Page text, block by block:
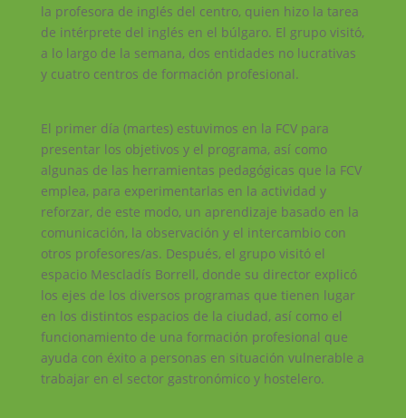
la profesora de inglés del centro, quien hizo la tarea
de intérprete del inglés en el búlgaro. El grupo visitó,
a lo largo de la semana, dos entidades no lucrativas
y cuatro centros de formación profesional.
El primer día (martes) estuvimos en la FCV para
presentar los objetivos y el programa, así como
algunas de las herramientas pedagógicas que la FCV
emplea, para experimentarlas en la actividad y
reforzar, de este modo, un aprendizaje basado en la
comunicación, la observación y el intercambio con
otros profesores/as. Después, el grupo visitó el
espacio Mescladís Borrell, donde su director explicó
los ejes de los diversos programas que tienen lugar
en los distintos espacios de la ciudad, así como el
funcionamiento de una formación profesional que
ayuda con éxito a personas en situación vulnerable a
trabajar en el sector gastronómico y hostelero.